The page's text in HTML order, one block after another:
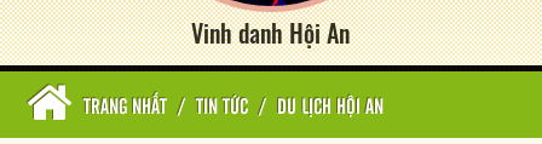
Vinh danh Hội An
TRANG NHẤT / TIN TỨC / DU LỊCH HỘI AN